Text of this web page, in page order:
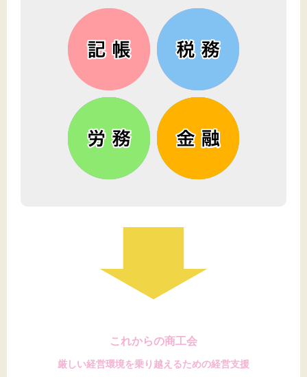
これからの商工会
厳しい経営環境を乗り越えるための経営支援